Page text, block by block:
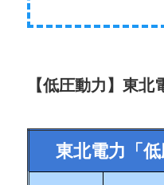
【低圧動力】東北
東北電力「